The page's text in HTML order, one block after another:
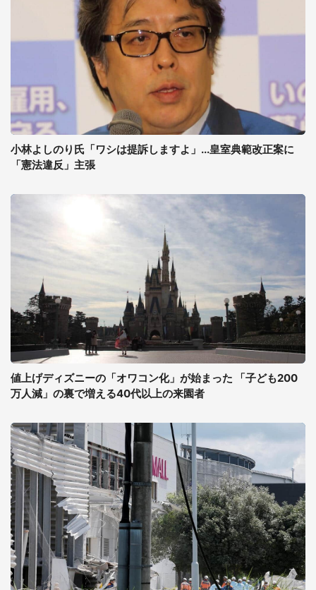
小林よしのり氏「ワシは提訴しますよ」...皇室典範改正案に
「憲法違反」主張
値上げディズニーの「オワコン化」が始まった 「子ども200
万人減」の裏で増える40代以上の来園者